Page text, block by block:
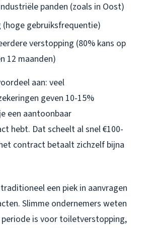
panden (zoals in Oost)
(hoge gebruiksfrequentie)
verstopping (80% kans op
12 maanden)
aan: veel
geven 10-15%
een aantoonbaar
hebt. Dat scheelt al snel €100-
contract betaalt zichzelf bijna
een piek in aanvragen
Slimme ondernemers weten
is voor toiletverstopping,